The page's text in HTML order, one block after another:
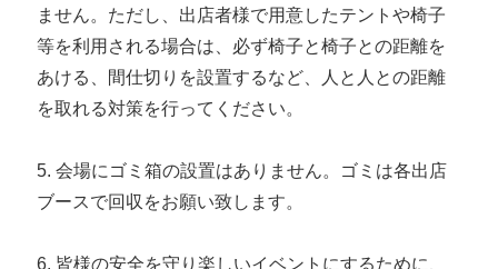
ません。ただし、出店者様で用意したテントや椅子
等を利用される場合は、必ず椅子と椅子との距離を
あける、間仕切りを設置するなど、人と人との距離
を取れる対策を行ってください。
5. 会場にゴミ箱の設置はありません。ゴミは各出店
ブースで回収をお願い致します。
6. 皆様の安全を守り楽しいイベントにするために、